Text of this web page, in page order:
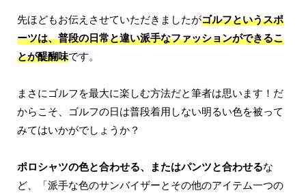
先ほどもお伝えさせていただきましたがゴルフというスポ
ーツは、普段の日常と違い派手なファッションができるこ
とが醍醐味です。
まさにゴルフを最大に楽しむ方法だと筆者は思います！だ
からこそ、ゴルフの日は普段着用しない明るい色を被って
みてはいかがでしょうか？
ポロシャツの色と合わせる、またはパンツと合わせるな
ど、「派手な色のサンバイザーとその他のアイテム一つの